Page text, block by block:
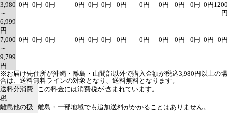
3,980
～
6,999
円
0円 0円 0円 0円 0円 0円 0円 0円 0円 0円 0円 0円 1200
円
7,000
～
9,799
円
0円 0円 0円 0円 0円 0円 0円 0円 0円 0円 0円 0円 0円
※お届け先住所が沖縄・離島・山間部以外で購入金額が税込3,980円以上の場
合は、送料無料ラインの対象となり、送料無料となります。
送料分消費
税
この料金には消費税が 含まれています。
離島他の扱
離島・一部地域でも追加送料がかかることはありません。